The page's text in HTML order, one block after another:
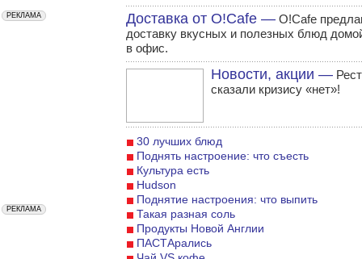
Доставка от O!Cafe — O!Cafe
доставку вкусных и полезных блюд
в офис.
Новости, акции —
сказали кризису «нет»!
30 лучших блюд
Поднять настроение: что съесть
Культура есть
Hudson
Поднятие настроения: что выпить
Такая разная соль
Продукты Новой Англии
ПАСТАрались